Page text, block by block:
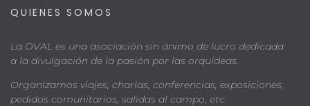
QUIENES SOMOS
La OVAL es una asociación sin ánimo de lucro dedicada
a la divulgación de la pasión por las orquídeas.
Organizamos viajes, charlas, conferencias, exposiciones,
pedidos comunitarios, salidas al campo, etc.